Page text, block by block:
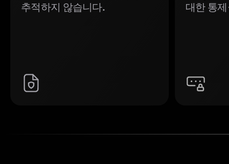
추적하지 않습니다.
대한 통